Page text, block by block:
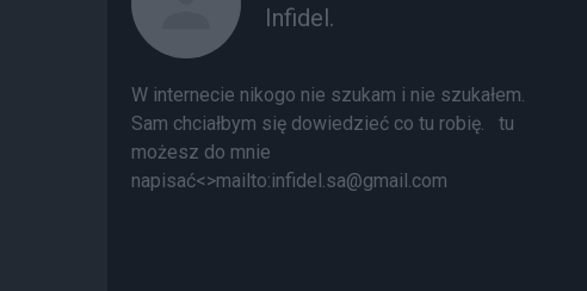
Infidel.
W internecie nikogo nie szukam i nie szukałem.
Sam chciałbym się dowiedzieć co tu robię.
tu
możesz do mnie
napisać<>mailto:infidel.sa@gmail.com